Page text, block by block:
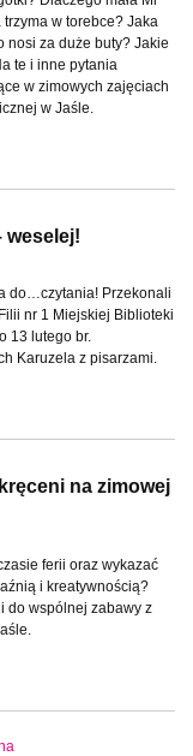
w torebce? Jaka
nosi za duże buty? Jakie
te i inne pytania
w zimowych zajęciach
w Jaśle.
weselej!
do…czytania! Przekonali
nr 1 Miejskiej Biblioteki
13 lutego br.
Karuzela z pisarzami.
na zimowej
ferii oraz wykazać
i kreatywnością?
do wspólnej zabawy z